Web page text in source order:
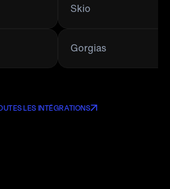
Skio
Gorgias
LES INTÉGRATIONS